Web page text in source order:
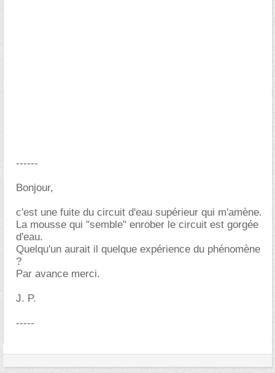
------
Bonjour,
c'est une fuite du circuit d'eau supérieur qui m'amène.
La mousse qui "semble" enrober le circuit est gorgée
d'eau.
Quelqu'un aurait il quelque expérience du phénomène
?
Par avance merci.
J. P.
-----